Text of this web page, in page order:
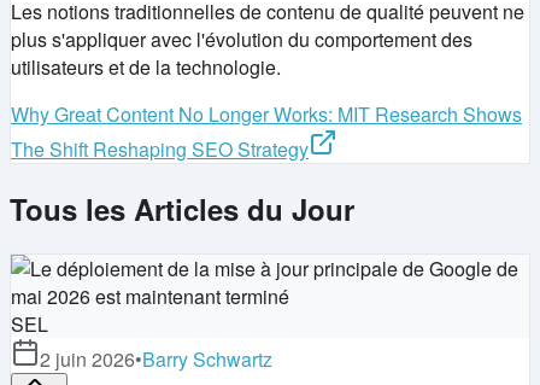
Les notions traditionnelles de contenu de qualité peuvent ne
plus s'appliquer avec l'évolution du comportement des
utilisateurs et de la technologie.
Why Great Content No Longer Works: MIT Research Shows
The Shift Reshaping SEO Strategy
Tous les Articles du Jour
SEL
2 juin 2026•Barry Schwartz